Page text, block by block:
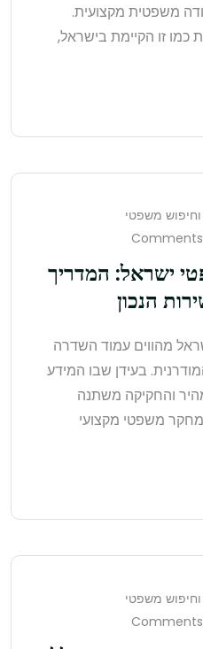
משפטית מקצועית.
זו הקיימת בישראל,
ישראל: המדריך
הנכון
מהווים עמוד השדרה
בעידן שבו המידע
והחקיקה משתנה
משפטי מקצועי